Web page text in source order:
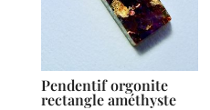
Pendentif orgonite
rectangle améthyste